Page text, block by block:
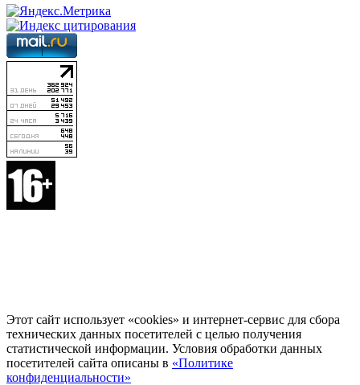
Этот сайт использует «cookies» и интернет-сервис для сбора
технических данных посетителей с целью получения
статистической информации. Условия обработки данных
посетителей сайта описаны в «Политике
конфиденциальности»